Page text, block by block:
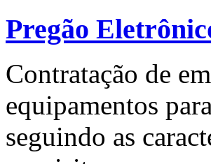
Pregão
Contratação de
equipamentos
seguindo as